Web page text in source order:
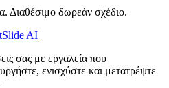
Διαθέσιμο δωρεάν σχέδιο.
AI
σας με εργαλεία που
ενισχύστε και μετατρέψτε